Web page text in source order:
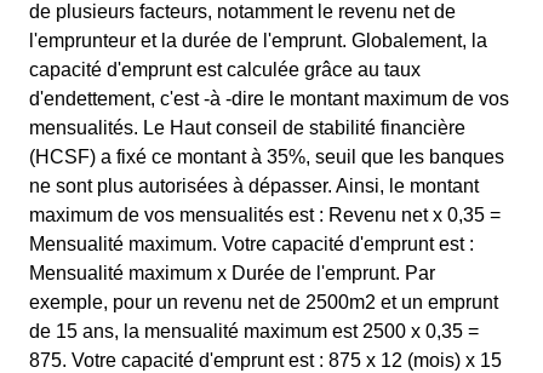
de plusieurs facteurs, notamment le revenu net de
l'emprunteur et la durée de l'emprunt. Globalement, la
capacité d'emprunt est calculée grâce au taux
d'endettement, c'est -à -dire le montant maximum de vos
mensualités. Le Haut conseil de stabilité financière
(HCSF) a fixé ce montant à 35%, seuil que les banques
ne sont plus autorisées à dépasser. Ainsi, le montant
maximum de vos mensualités est : Revenu net x 0,35 =
Mensualité maximum. Votre capacité d'emprunt est :
Mensualité maximum x Durée de l'emprunt. Par
exemple, pour un revenu net de 2500m2 et un emprunt
de 15 ans, la mensualité maximum est 2500 x 0,35 =
875. Votre capacité d'emprunt est : 875 x 12 (mois) x 15